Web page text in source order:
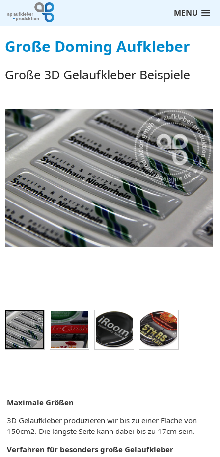
MENU
Große Doming Aufkleber
Große 3D Gelaufkleber Beispiele
Maximale Größen
3D Gelaufkleber produzieren wir bis zu einer Fläche von
150cm2. Die längste Seite kann dabei bis zu 17cm sein.
Verfahren für besonders große Gelaufkleber